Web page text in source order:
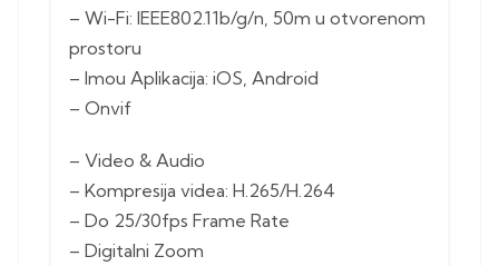
– Wi-Fi: IEEE802.11b/g/n, 50m u otvorenom
prostoru
– Imou Aplikacija: iOS, Android
– Onvif
– Video & Audio
– Kompresija videa: H.265/H.264
– Do 25/30fps Frame Rate
– Digitalni Zoom